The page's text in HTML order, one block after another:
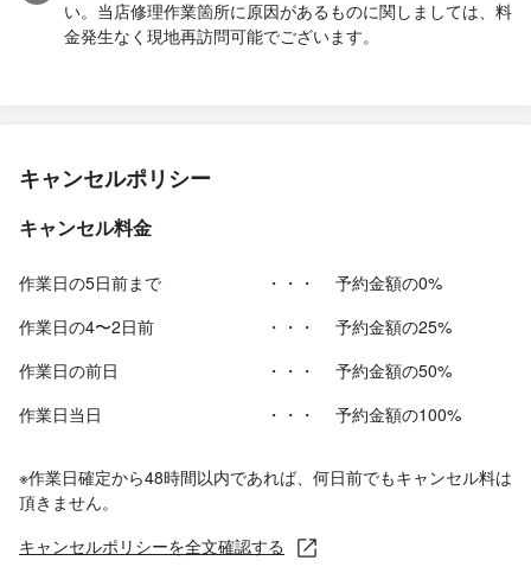
い。当店修理作業箇所に原因があるものに関しましては、料
金発生なく現地再訪問可能でございます。
キャンセルポリシー
キャンセル料金
作業日の5日前まで ・・・
予約金額の0%
作業日の4〜2日前
・・・
予約金額の25%
作業日の前日
・・・
予約金額の50%
作業日当日
・・・ 予約金額の100%
※作業日確定から48時間以内であれば、何日前でもキャンセル料は
頂きません。
キャンセルポリシーを全文確認する